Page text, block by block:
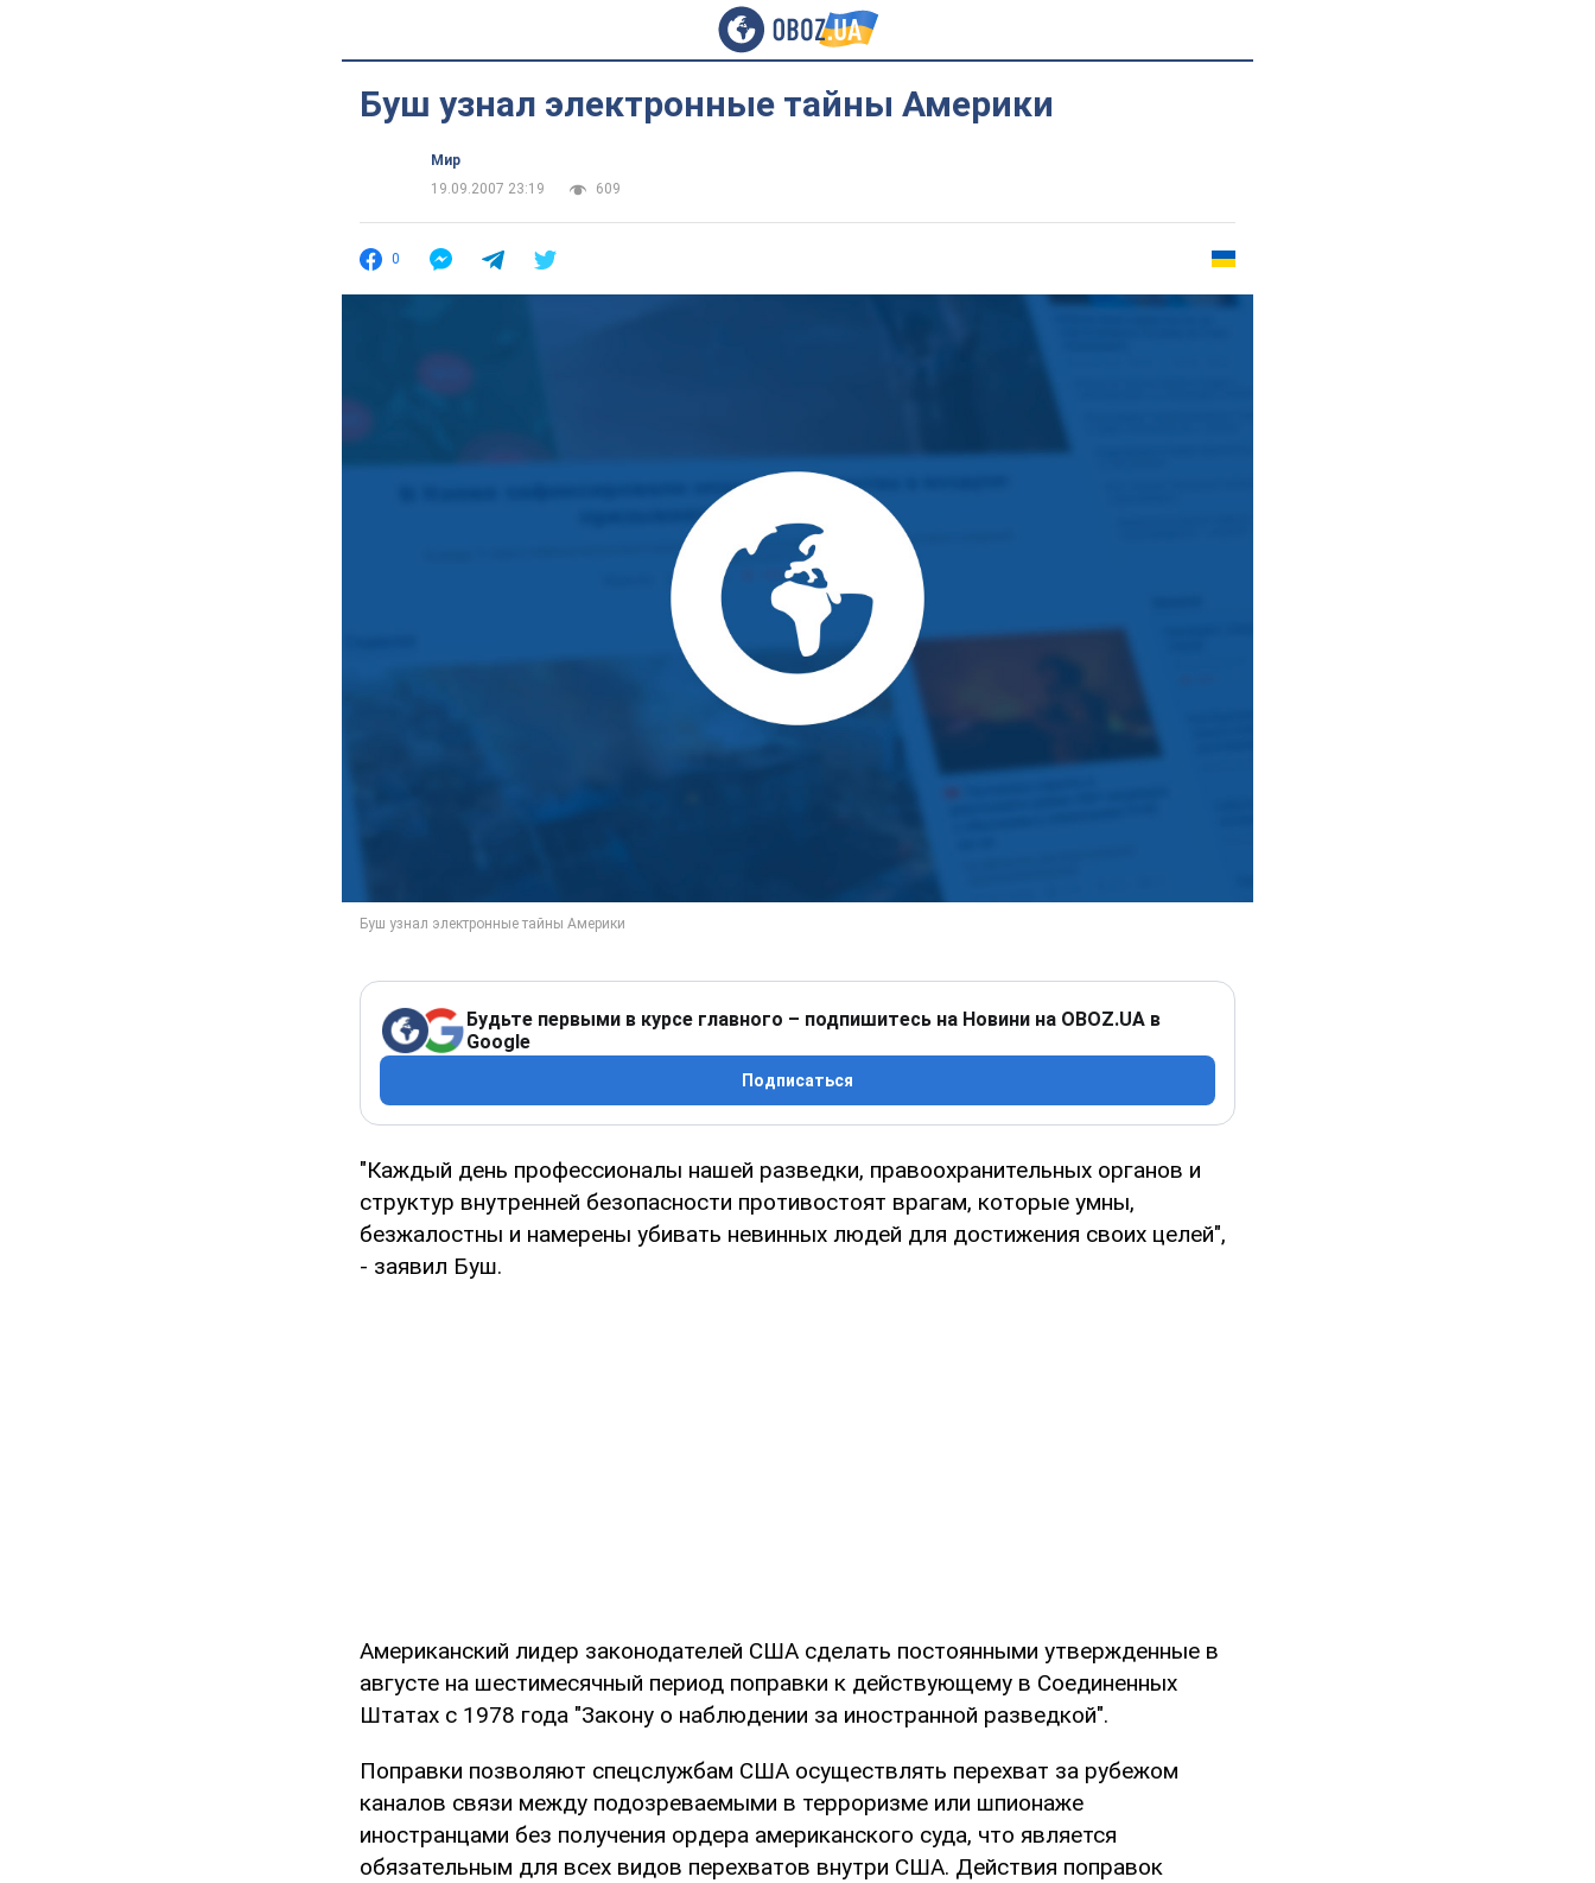
Буш узнал электронные тайны Америки
Мир
19.09.2007 23:19
609
0
Будьте первыми в курсе главного – подпишитесь на Новини на OBOZ.UA в
Google
Подписаться
"Каждый день профессионалы нашей разведки, правоохранительных органов и
структур внутренней безопасности противостоят врагам, которые умны,
безжалостны и намерены убивать невинных людей для достижения своих целей",
- заявил Буш.
Американский лидер законодателей США сделать постоянными утвержденные в
августе на шестимесячный период поправки к действующему в Соединенных
Штатах с 1978 года "Закону о наблюдении за иностранной разведкой".
Поправки позволяют спецслужбам США осуществлять перехват за рубежом
каналов связи между подозреваемыми в терроризме или шпионаже
иностранцами без получения ордера американского суда, что является
обязательным для всех видов перехватов внутри США. Действия поправок